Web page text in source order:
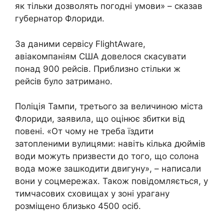
як тільки дозволять погодні умови» – сказав
губернатор Флориди.
За даними сервісу FlightAware,
авіакомпаніям США довелося скасувати
понад 900 рейсів. Приблизно стільки ж
рейсів було затримано.
Поліція Тампи, третього за величиною міста
Флориди, заявила, що оцінює збитки від
повені. «От чому не треба їздити
затопленими вулицями: навіть кілька дюймів
води можуть призвести до того, що солона
вода може зашкодити двигуну», – написали
вони у соцмережах. Також повідомляється, у
тимчасових сховищах у зоні урагану
розміщено близько 4500 осіб.